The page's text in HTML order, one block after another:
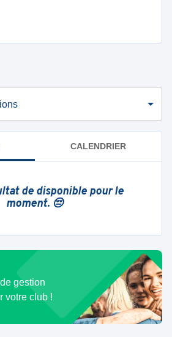
CALENDRIER
de disponible pour le
moment. 😔
gestion
votre club !